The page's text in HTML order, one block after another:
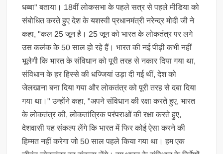
धब्बा" बताया। 18वीं लोकसभा के पहले सत्र से पहले मीडिया को
संबोधित करते हुए देश के यशस्वी प्रधानमंत्री नरेन्द्र मोदी जी ने
कहा, "कल 25 जून है। 25 जून को भारत के लोकतंत्र पर लगे
उस कलंक के 50 साल हो रहे हैं। भारत की नई पीढ़ी कभी नहीं
भूलेगी कि भारत के संविधान को पूरी तरह से नकार दिया गया था,
संविधान के हर हिस्से की धज्जियां उड़ा दी गई थीं, देश को
जेलखाना बना दिया गया और लोकतंत्र को पूरी तरह से दबा दिया
गया था।" उन्होंने कहा, "अपने संविधान की रक्षा करते हुए, भारत
के लोकतंत्र की, लोकतांत्रिक परंपराओं की रक्षा करते हुए,
देशवासी यह संकल्प लेंगे कि भारत में फिर कोई ऐसा करने की
हिम्मत नहीं करेगा जो 50 साल पहले किया गया था। हम एक